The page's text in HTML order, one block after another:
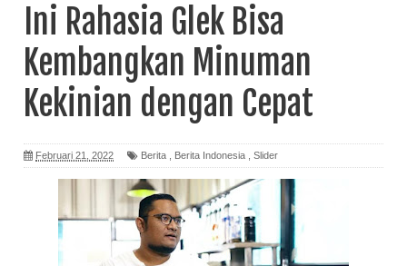
Ini Rahasia Glek Bisa
Kembangkan Minuman
Kekinian dengan Cepat
Februari 21, 2022 Berita Berita Indonesia Slider